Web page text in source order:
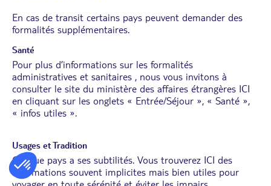
En cas de transit certains pays peuvent demander des
formalités supplémentaires.
Santé
Pour plus d’informations sur les formalités
administratives et sanitaires , nous vous invitons à
consulter le site du ministère des affaires étrangères ICI
en cliquant sur les onglets « Entrée/Séjour », « Santé »,
« infos utiles ».
Usages et Tradition
Chaque pays a ses subtilités. Vous trouverez ICI des
informations souvent implicites mais bien utiles pour